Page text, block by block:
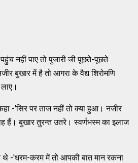
नहीं पाए तो पुजारी जी पूछते-पूछते
बुखार में है तो आगरा के वैद्य शिरोमणि
-'सिर पर ताज नहीं तो क्या हुआ। नजीर
हैं। बुखार तुरन्त उतरे। स्वर्णभस्म का इलाज
थे -'धरम-करम में तो आपकी बात मान रकना